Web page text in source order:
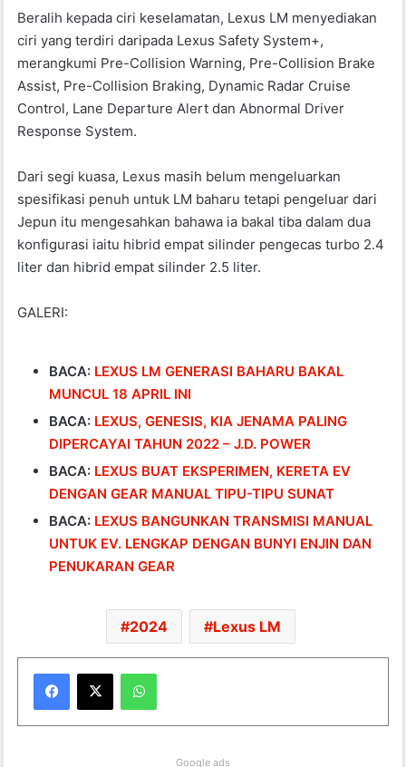
Beralih kepada ciri keselamatan, Lexus LM menyediakan
ciri yang terdiri daripada Lexus Safety System+,
merangkumi Pre-Collision Warning, Pre-Collision Brake
Assist, Pre-Collision Braking, Dynamic Radar Cruise
Control, Lane Departure Alert dan Abnormal Driver
Response System.
Dari segi kuasa, Lexus masih belum mengeluarkan
spesifikasi penuh untuk LM baharu tetapi pengeluar dari
Jepun itu mengesahkan bahawa ia bakal tiba dalam dua
konfigurasi iaitu hibrid empat silinder pengecas turbo 2.4
liter dan hibrid empat silinder 2.5 liter.
GALERI:
BACA: LEXUS LM GENERASI BAHARU BAKAL
MUNCUL 18 APRIL INI
BACA: LEXUS, GENESIS, KIA JENAMA PALING
DIPERCAYAI TAHUN 2022 – J.D. POWER
BACA: LEXUS BUAT EKSPERIMEN, KERETA EV
DENGAN GEAR MANUAL TIPU-TIPU SUNAT
BACA: LEXUS BANGUNKAN TRANSMISI MANUAL
UNTUK EV. LENGKAP DENGAN BUNYI ENJIN DAN
PENUKARAN GEAR
2024 Lexus LM
WhatsApp
Google ads